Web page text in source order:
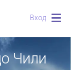
Вход
Чили